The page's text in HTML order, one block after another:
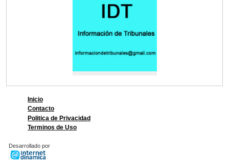
Inicio
Contacto
Politica de Privacidad
Terminos de Uso
Desarrollado por